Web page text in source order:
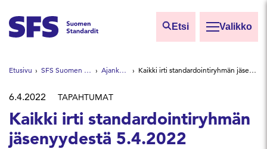
Etsi Valikko
Etsi sivuilta
Hae hakutermillä
Etusivu SFS Suomen Standardit Ajankohtaista Kaikki irti standardointiryhmän jäsenyydestä 5.4.2022
6.4.2022 TAPAHTUMAT
Kaikki irti standardointiryhmän
jäsenyydestä 5.4.2022